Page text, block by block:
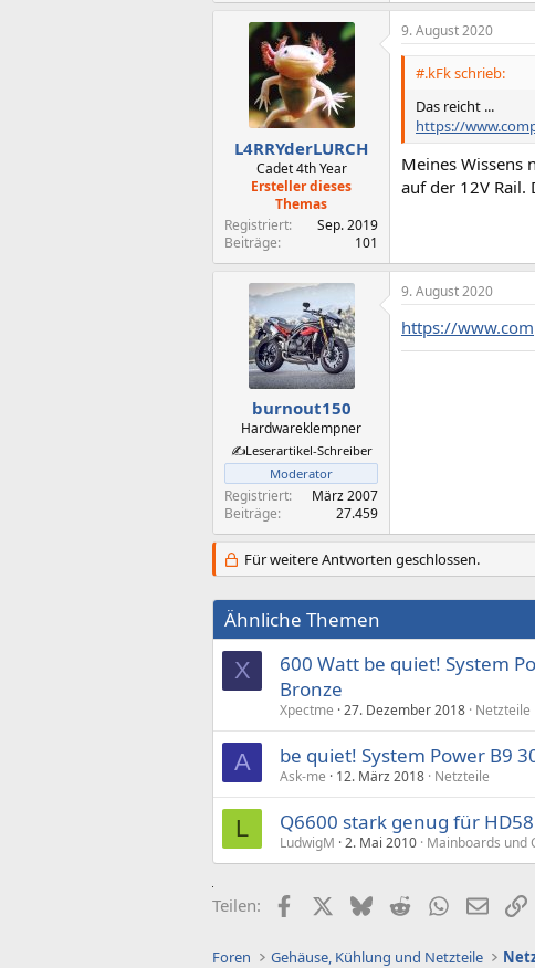
L4RRYderLURCH
Cadet 4th Year
Ersteller dieses
Themas
Registriert
Sep. 2019
Beiträge
101
9. August 2020
#.kFk schrieb:
Das reicht ...
https://
Meines Wissens
auf der 12V
burnout150
Hardwareklempner
✍️Leserartikel-Schreiber
Moderator
Registriert
März 2007
Beiträge
27.459
9. August 2020
https://
Für weitere Antworten geschlossen.
Ähnliche Themen
X
600 Watt be quiet! System
Bronze
Xpectme 27. Dezember 2018 Netzteile
A be quiet! System Power B9
Ask-me 12. März 2018 Netzteile
L Q6600 stark genug für
LudwigM 2. Mai 2010 Mainboards und
Teilen: FacebookX (Twitter)
BlueskyRedditWhatsApp
E-Mail
Foren Gehäuse, Kühlung und Netzteile